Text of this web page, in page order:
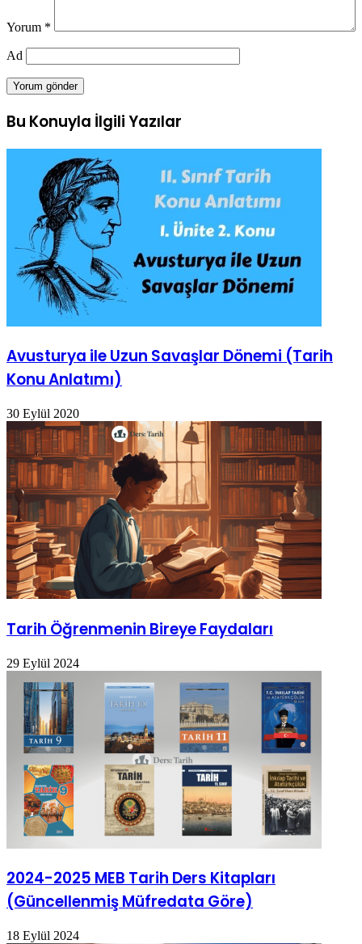
Yorum *
Ad
Bu Konuyla İlgili Yazılar
Avusturya ile Uzun Savaşlar Dönemi (Tarih
Konu Anlatımı)
30 Eylül 2020
Tarih Öğrenmenin Bireye Faydaları
29 Eylül 2024
2024-2025 MEB Tarih Ders Kitapları
(Güncellenmiş Müfredata Göre)
18 Eylül 2024